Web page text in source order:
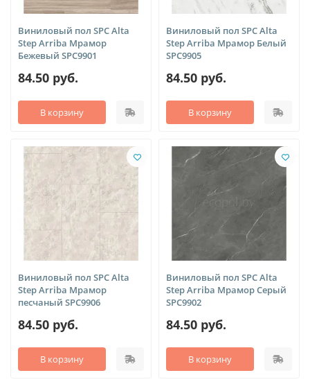
Виниловый пол SPC Alta
Step Arriba Мрамор
Бежевый SPC9901
84.50 руб.
В корзину
Виниловый пол SPC Alta
Step Arriba Мрамор Белый
SPC9905
84.50 руб.
В корзину
Виниловый пол SPC Alta
Step Arriba Мрамор
песчаный SPC9906
84.50 руб.
В корзину
Виниловый пол SPC Alta
Step Arriba Мрамор Серый
SPC9902
84.50 руб.
В корзину